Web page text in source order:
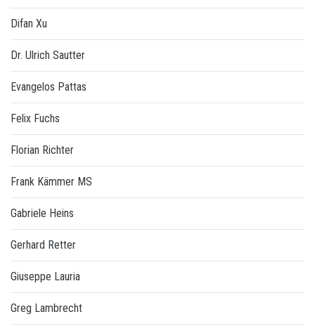
Difan Xu
Dr. Ulrich Sautter
Evangelos Pattas
Felix Fuchs
Florian Richter
Frank Kämmer MS
Gabriele Heins
Gerhard Retter
Giuseppe Lauria
Greg Lambrecht